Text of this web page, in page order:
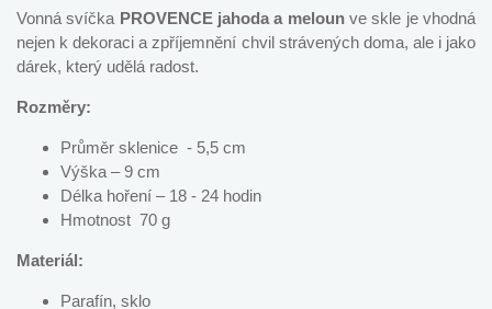
Vonná svíčka PROVENCE jahoda a melounve skle je vhodná
nejen k dekoraci a zpříjemnění chvil strávených doma, ale i jako
dárek, který udělá radost.
Rozměry:
Průměr sklenice - 5,5 cm
Výška – 9 cm
Délka hoření – 18 - 24 hodin
Hmotnost 70 g
Materiál:
Parafín, sklo